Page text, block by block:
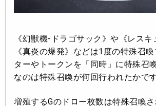
《幻獣機-ドラゴサック》や《レスキ
《真炎の爆発》などは1度の特殊召
ターやトークンを「同時」に特殊召
なのは特殊召喚が何回行われたかです
増殖するGのドロー枚数は特殊召喚